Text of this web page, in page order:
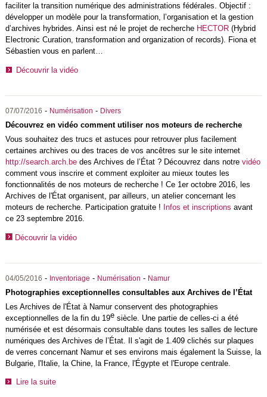
faciliter la transition numérique des administrations fédérales. Objectif :
développer un modèle pour la transformation, l’organisation et la gestion
d’archives hybrides. Ainsi est né le projet de recherche HECTOR(Hybrid
Electronic Curation, transformation and organization of records). Fiona et
Sébastien vous en parlent…
Découvrir la vidéo
07/07/2016 - Numérisation - Divers
Découvrez en vidéo comment utiliser nos moteurs de recherche
Vous souhaitez des trucs et astuces pour retrouver plus facilement
certaines archives ou des traces de vos ancêtres sur le site internet
http://search.arch.bedes Archives de l’État ? Découvrez dans notre vidéo
comment vous inscrire et comment exploiter au mieux toutes les
fonctionnalités de nos moteurs de recherche ! Ce 1er octobre 2016, les
Archives de l'État organisent, par ailleurs, un atelier concernant les
moteurs de recherche. Participation gratuite ! Infos et inscriptions avant
ce 23 septembre 2016.
Découvrir la vidéo
04/05/2016 - Inventoriage - Numérisation - Namur
Photographies exceptionnelles consultables aux Archives de l’État
Les Archives de l'État à Namur conservent des photographies
exceptionnelles de la fin du 19esiècle. Une partie de celles-ci a été
numérisée et est désormais consultable dans toutes les salles de lecture
numériques des Archives de l’État. Il s'agit de 1.409 clichés sur plaques
de verres concernant Namur et ses environs mais également la Suisse, la
Bulgarie, l'Italie, la Chine, la France, l'Égypte et l'Europe centrale.
Lire la suite